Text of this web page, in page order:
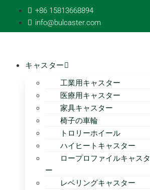
テ
+86 15813668894
info@bulcaster.com
キャスター
工業用キャスター
医療用キャスター
家具キャスター
椅子の車輪
トロリーホイール
ハイヒートキャスター
ロープロファイルキャスタ
ー
レベリングキャスター